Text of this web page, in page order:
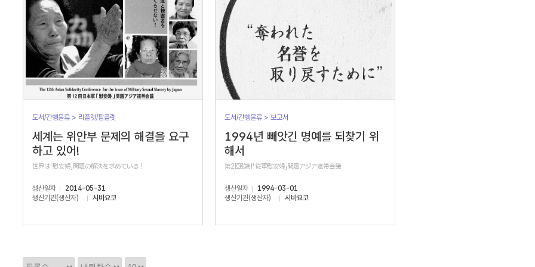
도서/간행물류 > 리플렛/팜플렛
세계는 위안부 문제의 해결을 요구
하고 있어!
世界は「慰安婦」問題の解決を求めている！
생산일자
2014-05-31
생산기관(생산자)
시바요코
도서/간행물류 > 보고서
1994년 빼앗긴 명예를 되찾기 위
해서
第2回強制「従軍慰安婦」問題アジア連帯会議
생산일자
1994-03-01
생산기관(생산자)
시바요코
정
정
정